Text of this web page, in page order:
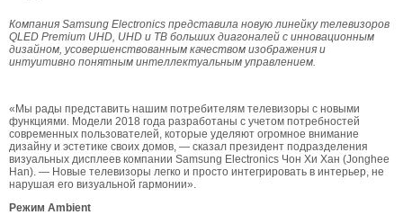
Компания Samsung Electronics представила новую линейку телевизоров
QLED Premium UHD, UHD и ТВ больших диагоналей с инновационным
дизайном, усовершенствованным качеством изображения и
интуитивно понятным интеллектуальным управлением.
«Мы рады представить нашим потребителям телевизоры с новыми
функциями. Модели 2018 года разработаны с учетом потребностей
современных пользователей, которые уделяют огромное внимание
дизайну и эстетике своих домов, — сказал президент подразделения
визуальных дисплеев компании Samsung Electronics Чон Хи Хан (Jonghee
Han). — Новые телевизоры легко и просто интегрировать в интерьер, не
нарушая его визуальной гармонии».
Режим Ambient